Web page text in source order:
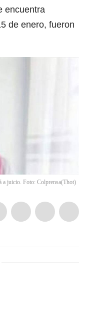
encuentra
de enero, fueron
a juicio. Foto: Colprensa(Thot)